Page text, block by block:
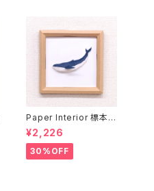
Paper Interior 標本
クジラ specimen wh
ale
¥2,226
30%OFF